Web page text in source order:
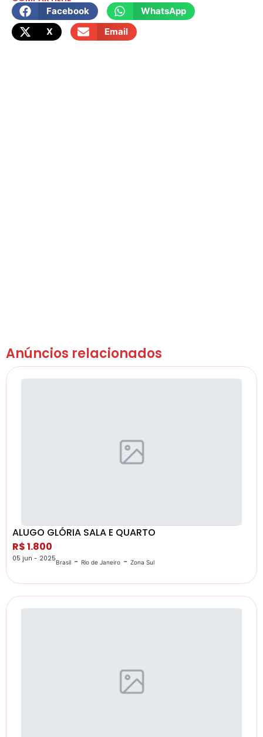
Facebook
WhatsApp
X
Email
Anúncios relacionados
ALUGO GLÓRIA SALA E QUARTO
R$ 1.800
05 jun - 2025Brasil - Rio de Janeiro - Zona Sul